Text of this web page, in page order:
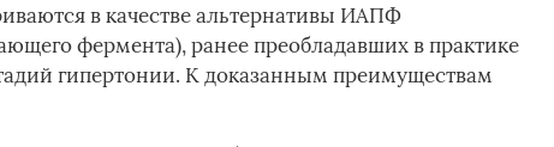
в качестве альтернативы ИАПФ
фермента), ранее преобладавших в практике
гипертонии. К доказанным преимуществам